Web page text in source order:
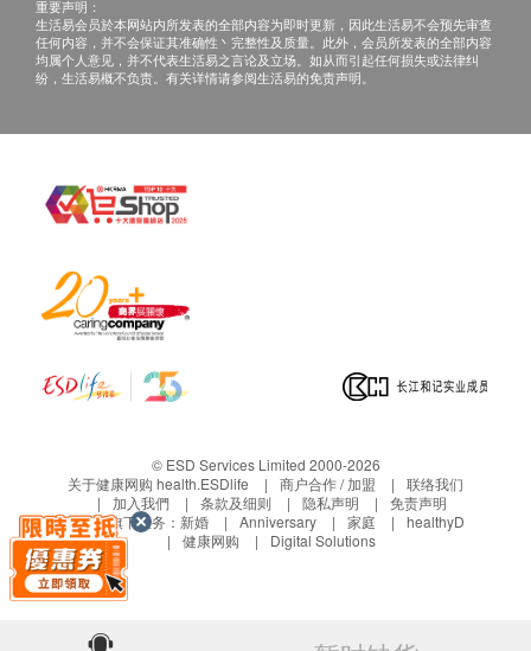
申请之权利。
如在约定日期不能收货，请于约定收货日前最少1
个工作天前联络营康荟。
内自行安排前往领回， 并不会安排再次送货，而
于网上已收取之运费将不获退还。
客户于收取货品时必须检查所订购之货品是否有损
毁。如发现货品损毁(不包括蓄意损坏者)，请客户
在送货日期起计7天以内通知华康复康用品有限公
司客户服务部安排更换该货品。
任何非损毁所导致的退货均不受理。
或过期退回，供应商有权不受理。
血糖测试产品享5年保养。
血压计享2年保养。
除血糖测试产品及血压计外，其他商品均不享任何
保养。
重要声明：
生活易会员於本网站内所发表的全部内容为即时更新，因此生活易不会预先审查
任何内容，并不会保证其准确性丶完整性及质量。此外，会员所发表的全部内容
均属个人意见，并不代表生活易之言论及立场。如从而引起任何损失或法律纠
纷，生活易概不负责。有关详情请参阅生活易的免责声明。
© ESD Services Limited 2000-2026
关于健康网购 health.ESDlife
商户合作 / 加盟
联络我们
加入我們
条款及细则 隐私声明
免责声明
生活易旗下业务： 新婚 Anniversary 家庭
healthyD
健康网购
Digital Solutions